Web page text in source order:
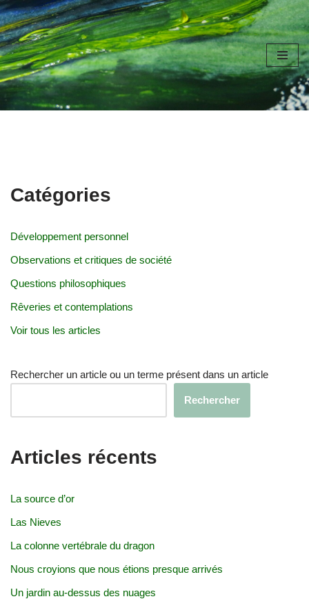
Aller
au
contenu
Catégories
Développement personnel
Observations et critiques de société
Questions philosophiques
Rêveries et contemplations
Voir tous les articles
Rechercher un article ou un terme présent dans un article
Rechercher
Articles récents
La source d’or
Las Nieves
La colonne vertébrale du dragon
Nous croyions que nous étions presque arrivés
Un jardin au-dessus des nuages